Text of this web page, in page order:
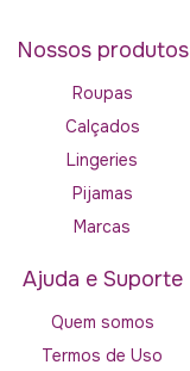
Nossos produtos
Roupas
Calçados
Lingeries
Pijamas
Marcas
Ajuda e Suporte
Quem somos
Termos de Uso